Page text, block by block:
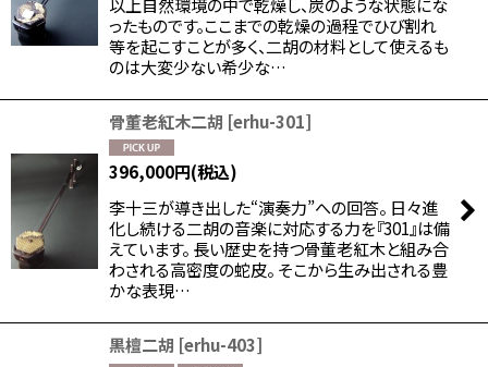
ったものです。ここまでの乾燥の過程でひび割れ
等を起こすことが多く、二胡の材料として使えるも
のは大変少ない希少な…
骨董老紅木二胡 [erhu-301]
396,000円(税込)
李十三が導き出した“演奏力”への回答。 日々進
化し続ける二胡の音楽に対応する力を『301』は備
えています。 長い歴史を持つ骨董老紅木と組み合
わされる高密度の蛇皮。 そこから生み出される豊
かな表現…
黒檀二胡 [erhu-403]